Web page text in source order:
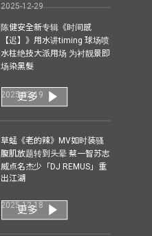
2025-12-29
陈健安全新专辑《时间感
【迟】》用水讲timing 球场喷
水柱绝技大派用场 为衬靓景即
场染黑髮
2025-12-19
更多
草蜢《老的辣》MV如时装骚
腹肌放题转到头晕 蔡一智苏志
威点名杰少「DJ REMUS」重
出江湖
2025-12-18
更多